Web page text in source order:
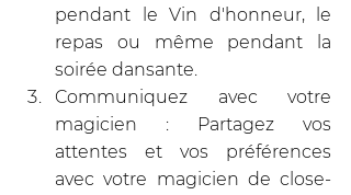
pendant le Vin d'honneur, le
repas ou même pendant la
soirée dansante.
Communiquez avec votre
magicien : Partagez vos
attentes et vos préférences
avec votre magicien de close-